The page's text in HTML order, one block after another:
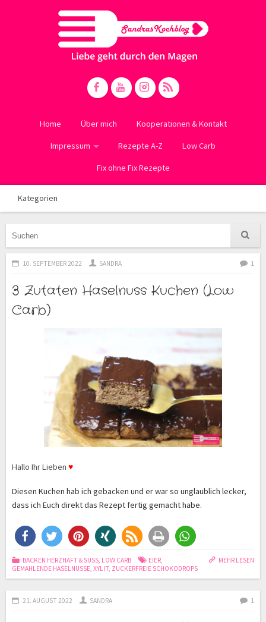
Home Über mich Kooperationen & Kontakt
Impressum Rezepte A-Z Low Carb
Fix ohne Fix Rezepte
Kategorien
10. SEPTEMBER 2022 SANDRA 1
3 Zutaten Haselnuss Kuchen (Low
Carb)
Hallo Ihr Lieben ♥
Diesen Kuchen hab ich gebacken und er war so unglaublich lecker,
dass ich Euch direkt das Rezept fertig gemacht habe.
MEHR LESEN
BACKEN HERZHAFT & SÜSS , LOW CARB EIER,
GEMAHLENDE HASELNÜSSE, XYLIT, ZUCKERFREIE SCHOKODROPS
21. AUGUST 2022 SANDRA 1